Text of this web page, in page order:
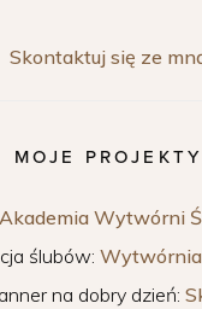
Skontaktuj się ze
MOJE PROJEKTY
Akademia Wytwórni
ślubów:
na dobry dzień: